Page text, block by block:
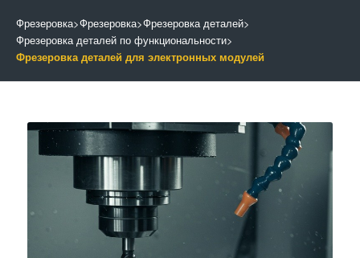
Фрезеровка>Фрезеровка>Фрезеровка деталей>
Фрезеровка деталей по функциональности>
Фрезеровка деталей для электронных модулей